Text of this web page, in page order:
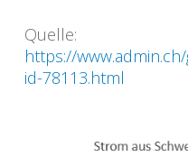
Quelle:
https://
id-78113.html